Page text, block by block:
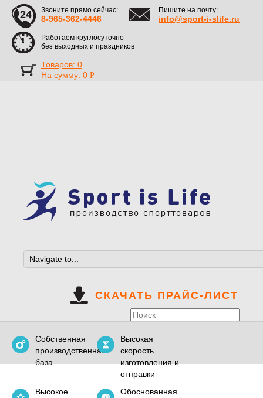
Звоните прямо сейчас:
8-965-362-4446
Пишите на почту:
info@sport-i-slife.ru
Работаем круглосуточно
без выходных и праздников
Товаров: 0
На сумму: 0 Р
СКАЧАТЬ ПРАЙС-ЛИСТ
Собственная
производственная
база
Высокая
скорость
изготовления и
отправки
Высокое
Обоснованная